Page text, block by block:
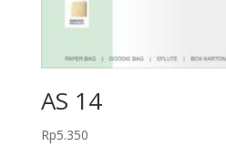
AS 14
Rp5.350